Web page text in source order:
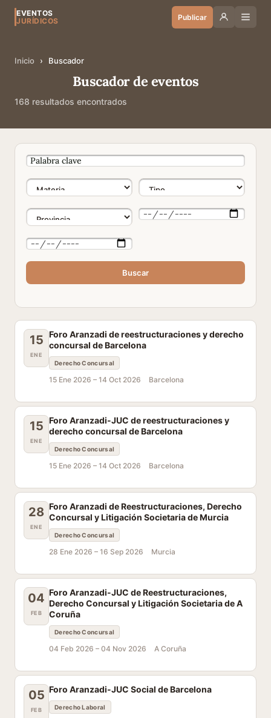
EVENTOS
JURÍDICOS
Publicar
Inicio › Buscador
Buscador de eventos
168 resultados encontrados
Buscar
15
ENE
Foro Aranzadi de reestructuraciones y derecho
concursal de Barcelona
Derecho Concursal
15 Ene 2026 – 14 Oct 2026 Barcelona
15
ENE
Foro Aranzadi-JUC de reestructuraciones y
derecho concursal de Barcelona
Derecho Concursal
15 Ene 2026 – 14 Oct 2026 Barcelona
28
ENE
Foro Aranzadi de Reestructuraciones, Derecho
Concursal y Litigación Societaria de Murcia
Derecho Concursal
28 Ene 2026 – 16 Sep 2026 Murcia
04
FEB
Foro Aranzadi-JUC de Reestructuraciones,
Derecho Concursal y Litigación Societaria de A
Coruña
Derecho Concursal
04 Feb 2026 – 04 Nov 2026 A Coruña
05
FEB
Foro Aranzadi-JUC Social de Barcelona
Derecho Laboral